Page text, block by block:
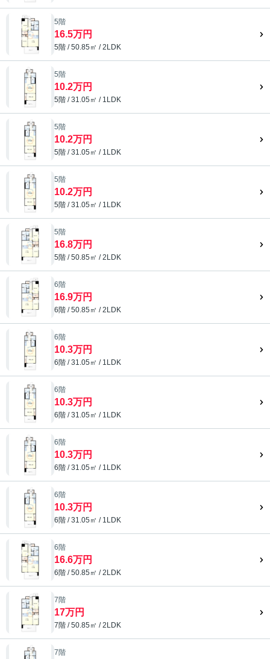
5階
16.5万円
5階 / 50.85㎡ / 2LDK
5階
10.2万円
5階 / 31.05㎡ / 1LDK
5階
10.2万円
5階 / 31.05㎡ / 1LDK
5階
10.2万円
5階 / 31.05㎡ / 1LDK
5階
16.8万円
5階 / 50.85㎡ / 2LDK
6階
16.9万円
6階 / 50.85㎡ / 2LDK
6階
10.3万円
6階 / 31.05㎡ / 1LDK
6階
10.3万円
6階 / 31.05㎡ / 1LDK
6階
10.3万円
6階 / 31.05㎡ / 1LDK
6階
10.3万円
6階 / 31.05㎡ / 1LDK
6階
16.6万円
6階 / 50.85㎡ / 2LDK
7階
17万円
7階 / 50.85㎡ / 2LDK
7階